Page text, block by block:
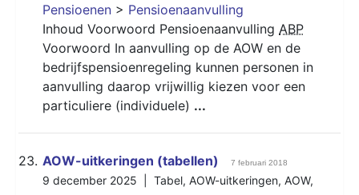
Pensioenen > Pensioenaanvulling
Inhoud Voorwoord Pensioenaanvulling ABP
Voorwoord In aanvulling op de AOW en de
bedrijfspensioenregeling kunnen personen in
aanvulling daarop vrijwillig kiezen voor een
particuliere (individuele) ...
23. AOW-uitkeringen (tabellen) 7 februari 2018
9 december 2025 | Tabel, AOW-uitkeringen, AOW,